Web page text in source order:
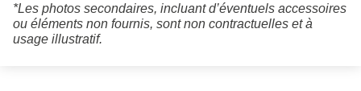
*Les photos secondaires, incluant d’éventuels accessoires
ou éléments non fournis, sont non contractuelles et à
usage illustratif.